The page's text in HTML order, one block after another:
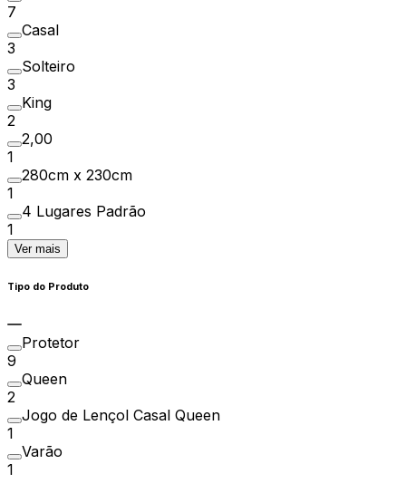
7
Casal
3
Solteiro
3
King
2
2,00
1
280cm x 230cm
1
4 Lugares Padrão
1
Ver mais
Tipo do Produto
Protetor
9
Queen
2
Jogo de Lençol Casal Queen
1
Varão
1